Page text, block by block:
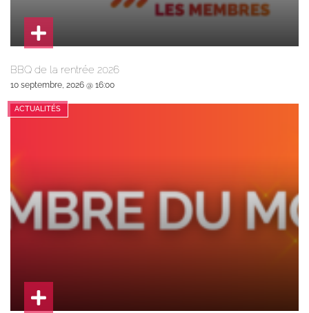
BBQ de la rentrée 2026
10 septembre, 2026 @ 16:00
ACTUALITÉS